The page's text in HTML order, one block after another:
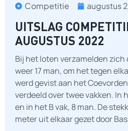
Competitie augustus
UITSLAG
AUGUSTUS 2022
Bij het loten verzamelden zich
weer 17 man, om het tegen
werd gevist aan het
verdeeld over twee vakken. In
en in het B vak, 8 man. De
meter uit elkaar gezet door